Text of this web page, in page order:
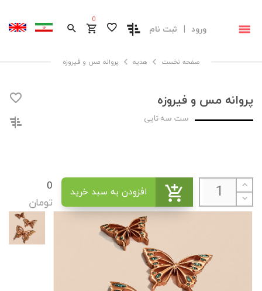
صفحه نخست
0
ثبت نام | ورود
صفحه نخست هدیه پروانه مس و فیروزه
پروانه مس و فیروزه
ست سه تایی
افزودن به سبد خرید
0
تومان